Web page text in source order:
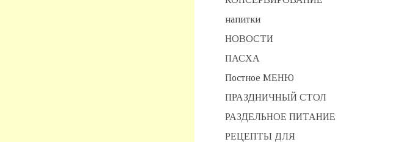
напитки
НОВОСТИ
ПАСХА
Постное МЕНЮ
ПРАЗДНИЧНЫЙ СТОЛ
РАЗДЕЛЬНОЕ ПИТАНИЕ
РЕЦЕПТЫ ДЛЯ